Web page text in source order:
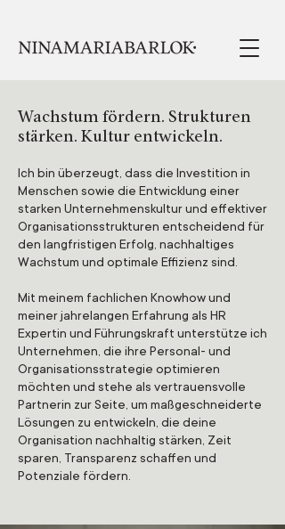
Wachstum fördern. Strukturen
stärken. Kultur entwickeln.
Ich bin überzeugt, dass die Investition in
Menschen sowie die Entwicklung einer
starken Unternehmenskultur und effektiver
Organisationsstrukturen entscheidend für
den langfristigen Erfolg, nachhaltiges
Wachstum und optimale Effizienz sind.
Mit meinem fachlichen Knowhow und
meiner jahrelangen Erfahrung als HR
Expertin und Führungskraft unterstütze ich
Unternehmen, die ihre Personal- und
Organisationsstrategie optimieren
möchten und stehe als vertrauensvolle
Partnerin zur Seite, um maßgeschneiderte
Lösungen zu entwickeln, die deine
Organisation nachhaltig stärken, Zeit
sparen, Transparenz schaffen und
Potenziale fördern.